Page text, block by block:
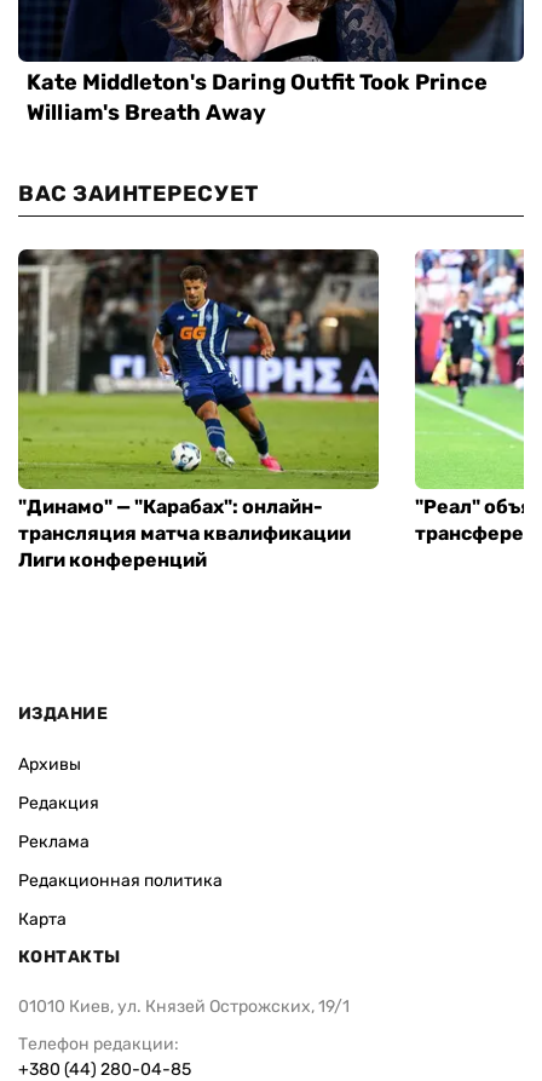
ВАС ЗАИНТЕРЕСУЕТ
"Динамо" — "Карабах": онлайн-
трансляция матча квалификации
Лиги конференций
"Реал"
трансфере
ИЗДАНИЕ
Архивы
Редакция
Реклама
Редакционная политика
Карта
КОНТАКТЫ
01010 Киев, ул. Князей Острожских, 19/1
Телефон редакции:
+380 (44) 280-04-85